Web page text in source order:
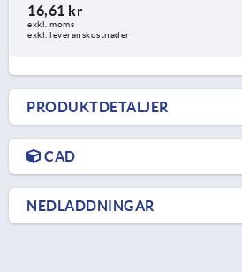
16,61 kr
exkl. moms
exkl. leveranskostnader
PRODUKTDETALJER
CAD
NEDLADDNINGAR